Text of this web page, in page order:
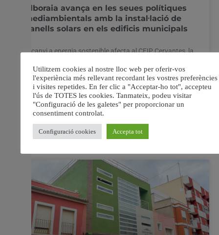
Alboraia avança en les seues polítiques
mediambientals amb la instal·lació de
panells solars en els edificis municipals
El canvi a energia sostenible afecta al CEIP Cervantes, la
Consistori, l’Auditori Municipal i la Central d’Emergències
Diversos edificis municipals de l’Ajuntament d’Alboraia
estan transformant l’energia amb la qual presten servei
durant aquests mesos a través de la
6 juliol, 2023 No hi ha comentaris